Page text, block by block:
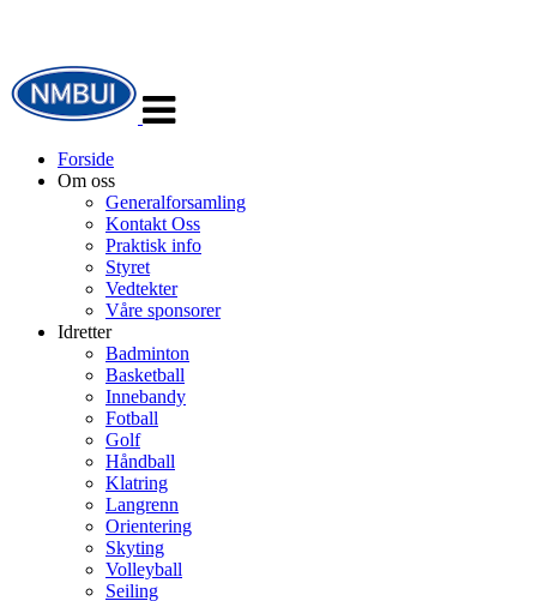
navigasjon
Forside
Om oss
Generalforsamling
Kontakt Oss
Praktisk info
Styret
Vedtekter
Våre sponsorer
Idretter
Badminton
Basketball
Innebandy
Fotball
Golf
Håndball
Klatring
Langrenn
Orientering
Skyting
Volleyball
Seiling